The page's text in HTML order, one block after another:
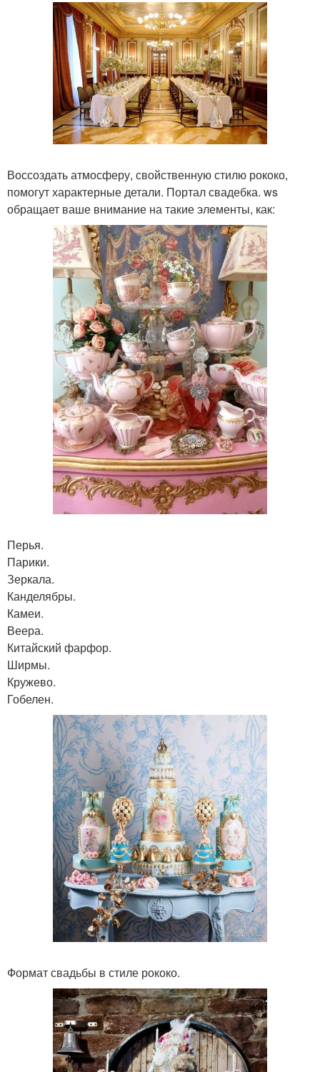
Воссоздать атмосферу, свойственную стилю рококо,
помогут характерные детали. Портал свадебка. ws
обращает ваше внимание на такие элементы, как:
Перья.
Парики.
Зеркала.
Канделябры.
Камеи.
Веера.
Китайский фарфор.
Ширмы.
Кружево.
Гобелен.
Формат свадьбы в стиле рококо.